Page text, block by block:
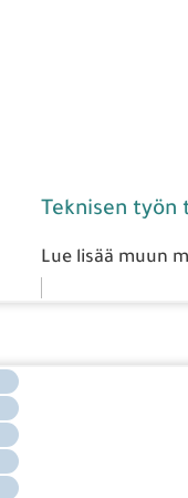
Teknisen
Lue lisää muun